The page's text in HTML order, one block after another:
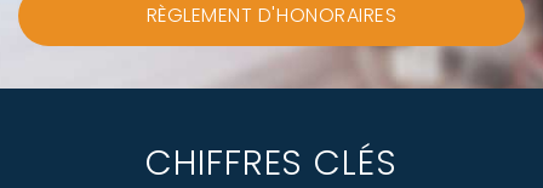
RÈGLEMENT D'HONORAIRES
CHIFFRES CLÉS